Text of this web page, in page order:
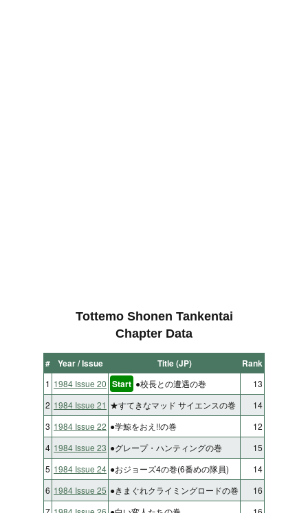
Tottemo Shonen Tankentai
Chapter Data
# Year / Issue Title (JP) Rank
1 1984 Issue 20 Start ●校長との遭遇の巻
13
2 1984 Issue 21 ★すてきなマッド サイエンスの巻
14
3 1984 Issue 22 ●学鯨をおえ!!の巻
12
4 1984 Issue 23 ●グレープ・ハンティングの巻
15
5 1984 Issue 24 ●おジョーズ4の巻(6番めの隊員)
14
6 1984 Issue 25 ●きまぐれクライミングロードの巻
16